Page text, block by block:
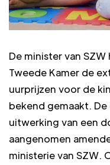
De minister van
Tweede Kamer de
uurprijzen voor de
bekend gemaakt.
uitwerking van een
aangenomen
ministerie van SZW.